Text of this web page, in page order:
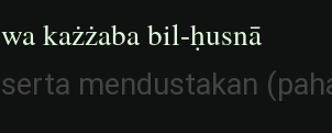
wa każżaba bil-ḥusnā
serta mendustakan